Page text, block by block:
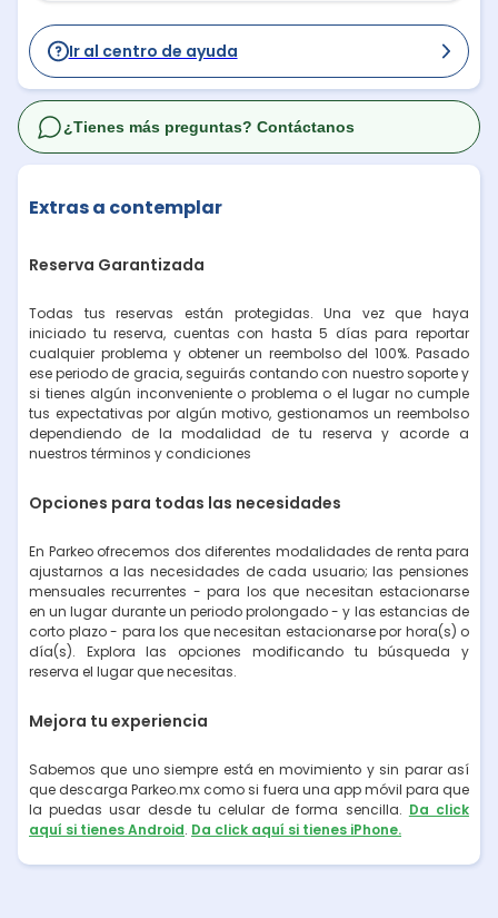
Ir al centro de ayuda
Extras a contemplar
Reserva Garantizada
Todas tus reservas están protegidas. Una vez que haya
iniciado tu reserva, cuentas con hasta 5 días para reportar
cualquier problema y obtener un reembolso del 100%. Pasado
ese periodo de gracia, seguirás contando con nuestro soporte y
si tienes algún inconveniente o problema o el lugar no cumple
tus expectativas por algún motivo, gestionamos un reembolso
dependiendo de la modalidad de tu reserva y acorde a
nuestros términos y condiciones
Opciones para todas las necesidades
En Parkeo ofrecemos dos diferentes modalidades de renta para
ajustarnos a las necesidades de cada usuario; las pensiones
mensuales recurrentes - para los que necesitan estacionarse
en un lugar durante un periodo prolongado - y las estancias de
corto plazo - para los que necesitan estacionarse por hora(s) o
día(s). Explora las opciones modificando tu búsqueda y
reserva el lugar que necesitas.
Mejora tu experiencia
Sabemos que uno siempre está en movimiento y sin parar así
que descarga Parkeo.mx como si fuera una app móvil para que
la puedas usar desde tu celular de forma sencilla. Da click
aquí si tienes Android. Da click aquí si tienes iPhone.
¿Tienes más preguntas? Contáctanos